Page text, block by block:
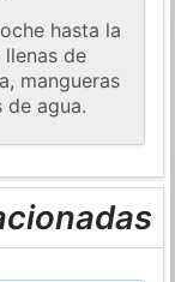
hasta la
llenas de
mangueras
de agua.